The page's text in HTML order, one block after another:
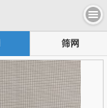
筛网